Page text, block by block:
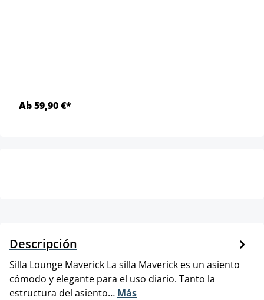
Ab 59,90 €*
Descripción
Silla Lounge Maverick La silla Maverick es un asiento
cómodo y elegante para el uso diario. Tanto la
estructura del asiento… Más